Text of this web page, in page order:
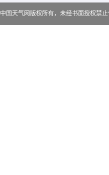
中国天气网版权所有，未经书面授权